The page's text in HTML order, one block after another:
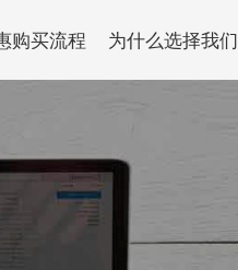
购买流程 为什么选择我们